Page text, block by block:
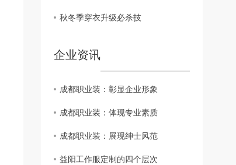
秋冬季穿衣升级必杀技
企业资讯
成都职业装：彰显企业形象
成都职业装：体现专业素质
成都职业装：展现绅士风范
益阳工作服定制的四个层次